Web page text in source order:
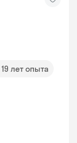
19 лет опыта